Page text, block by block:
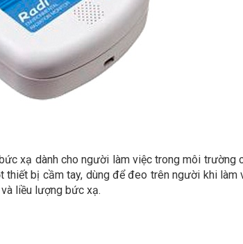
xạ dành cho người làm việc trong môi trường
bị cầm tay, dùng để đeo trên người khi làm
liều lượng bức xạ.